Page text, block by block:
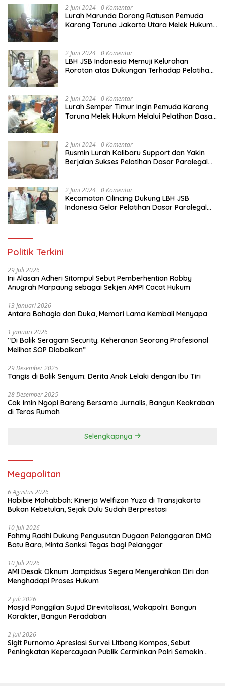
2 Juni 2024 0 Komentar
Lurah Marunda Dorong Ratusan Pemuda
Karang Taruna Jakarta Utara Melek Hukum
2 Juni 2024 0 Komentar
LBH JSB Indonesia Memuji Kelurahan
Rorotan atas Dukungan Terhadap Pelatihan
2 Juni 2024 0 Komentar
Lurah Semper Timur Ingin Pemuda Karang
Taruna Melek Hukum Melalui Pelatihan Dasar
2 Juni 2024 0 Komentar
Rusmin Lurah Kalibaru Support dan Yakin
Berjalan Sukses Pelatihan Dasar Paralegal
2 Juni 2024 0 Komentar
Kecamatan Cilincing Dukung LBH JSB
Indonesia Gelar Pelatihan Dasar Paralegal
Politik Terkini
29 Juli 2026
Ini Alasan Adheri Sitompul Sebut Pemberhentian Robby
Anugrah Marpaung sebagai Sekjen AMPI Cacat Hukum
13 Januari 2026
Antara Bahagia dan Duka, Memori Lama Kembali Menyapa
1 Januari 2026
“Di Balik Seragam Security: Keheranan Seorang Profesional
Melihat SOP Diabaikan”
29 Desember 2025
Tangis di Balik Senyum: Derita Anak Lelaki dengan Ibu Tiri
28 Desember 2025
Cak Imin Ngopi Bareng Bersama Jurnalis, Bangun Keakraban
di Teras Rumah
Selengkapnya
Megapolitan
6 Agustus 2026
Habibie Mahabbah: Kinerja Welfizon Yuza di Transjakarta
Bukan Kebetulan, Sejak Dulu Sudah Berprestasi
10 Juli 2026
Fahmy Radhi Dukung Pengusutan Dugaan Pelanggaran DMO
Batu Bara, Minta Sanksi Tegas bagi Pelanggar
10 Juli 2026
AMI Desak Oknum Jampidsus Segera Menyerahkan Diri dan
Menghadapi Proses Hukum
2 Juli 2026
Masjid Panggilan Sujud Direvitalisasi, Wakapolri: Bangun
Karakter, Bangun Peradaban
2 Juli 2026
Sigit Purnomo Apresiasi Survei Litbang Kompas, Sebut
Peningkatan Kepercayaan Publik Cerminkan Polri Semakin